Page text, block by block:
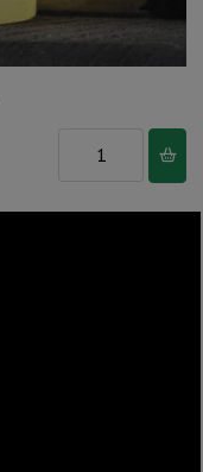
Windlicht
'De